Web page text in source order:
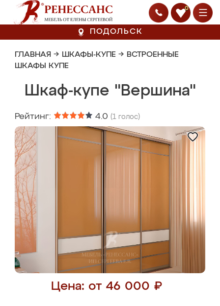
0
ПОДОЛЬСК
ГЛАВНАЯ → ШКАФЫ-КУПЕ → ВСТРОЕННЫЕ
ШКАФЫ КУПЕ
Шкаф-купе "Вершина"
Рейтинг: 4.0 (1 голос)
Цена: от 46 000 ₽